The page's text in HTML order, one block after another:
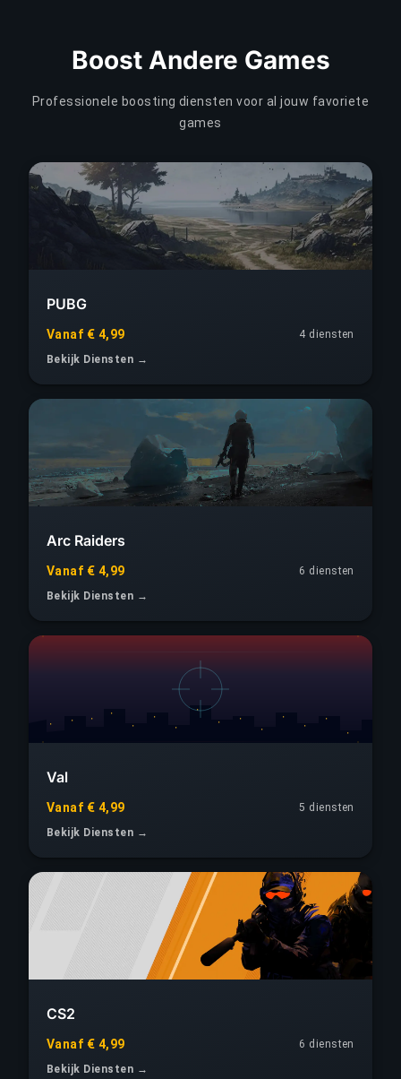
Boost Andere Games
Professionele boosting diensten voor al jouw favoriete
games
PUBG
Vanaf € 4,99
4 diensten
Bekijk Diensten →
Arc Raiders
Vanaf € 4,99
6 diensten
Bekijk Diensten →
Val
Vanaf € 4,99
5 diensten
Bekijk Diensten →
CS2
Vanaf € 4,99
6 diensten
Bekijk Diensten →